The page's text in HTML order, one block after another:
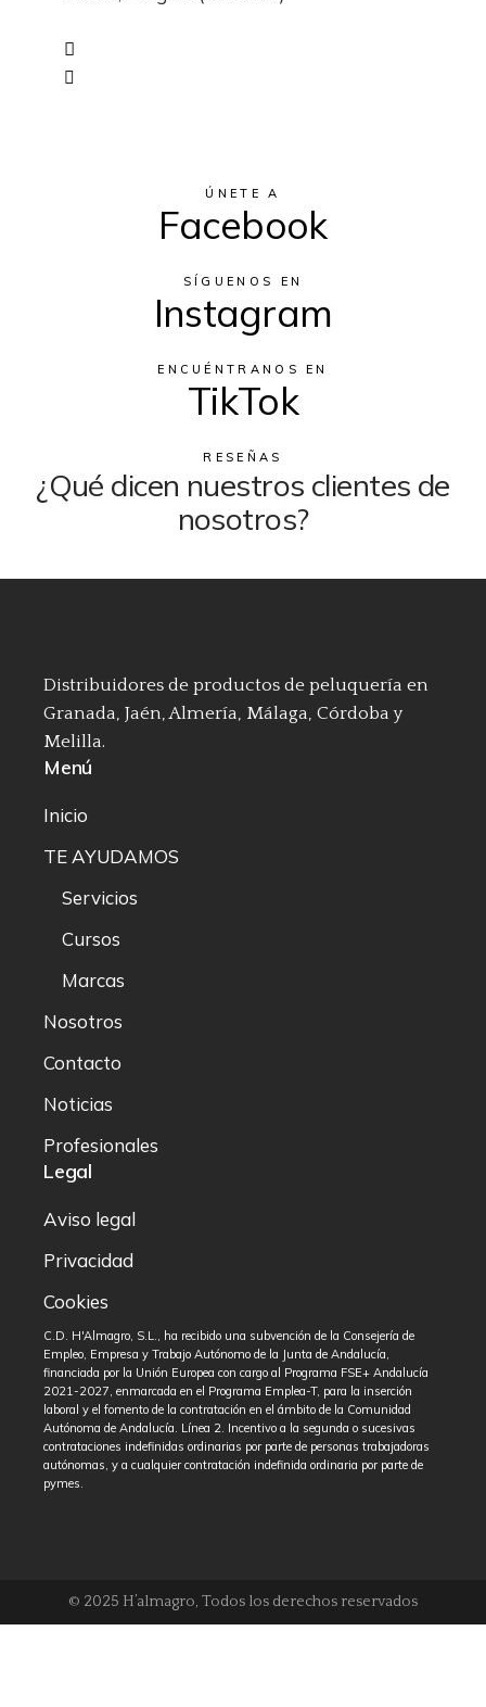
ÚNETE A
Facebook
SÍGUENOS EN
Instagram
ENCUÉNTRANOS EN
TikTok
RESEÑAS
¿Qué dicen nuestros clientes de
nosotros?
Distribuidores de productos de peluquería en
Granada, Jaén, Almería, Málaga, Córdoba y
Melilla.
Menú
Inicio
TE AYUDAMOS
Servicios
Cursos
Marcas
Nosotros
Contacto
Noticias
Profesionales
Legal
Aviso legal
Privacidad
Cookies
C.D. H'Almagro, S.L., ha recibido una subvención de la Consejería de
Empleo, Empresa y Trabajo Autónomo de la Junta de Andalucía,
financiada por la Unión Europea con cargo al Programa FSE+ Andalucía
2021-2027, enmarcada en el Programa Emplea-T, para la inserción
laboral y el fomento de la contratación en el ámbito de la Comunidad
Autónoma de Andalucía. Línea 2. Incentivo a la segunda o sucesivas
contrataciones indefinidas ordinarias por parte de personas trabajadoras
autónomas, y a cualquier contratación indefinida ordinaria por parte de
pymes.
© 2025 H’almagro, Todos los derechos reservados